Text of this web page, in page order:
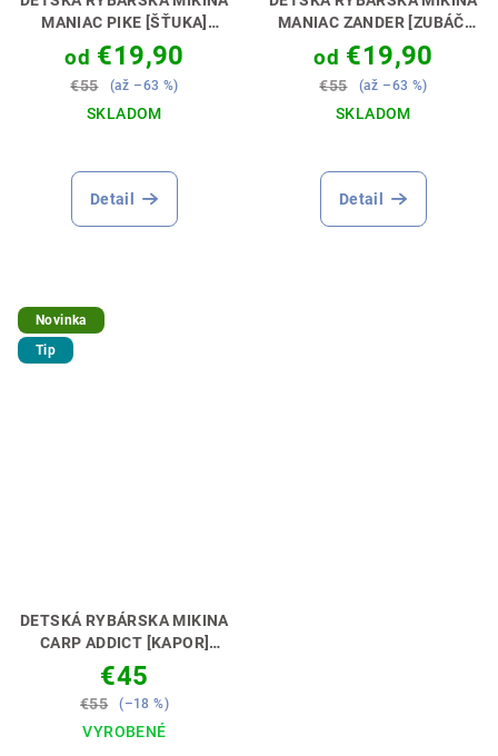
MANIAC PIKE [ŠŤUKA]
PERFEKTNÝ DARČEK PRE
MALÉHO RYBÁRA🎁💝
od €19,90
€55 (až –63 %)
SKLADOM
hodnotenie
produktu
Detail
MANIAC ZANDER [ZUBÁČ]
PERFEKTNÝ DARČEK PRE
MALÉHO LOVCA🎁💝
od €19,90
€55 (až –63 %)
SKLADOM
Detail
Novinka
Tip
DETSKÁ RYBÁRSKA MIKINA
CARP ADDICT [KAPOR]
PERFEKTNÝ DARČEK PRE
MALÉHO KAPRÁRA🎁💝
€45
€55 (–18 %)
VYROBENÉ